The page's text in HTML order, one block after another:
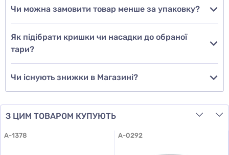
Додати відгук
Чи можна замовити товар менше за упаковку?
Як підібрати кришки чи насадки до обраної
тари?
Чи існують знижки в Магазині?
З ЦИМ ТОВАРОМ КУПУЮТЬ
A-1378 A-0292